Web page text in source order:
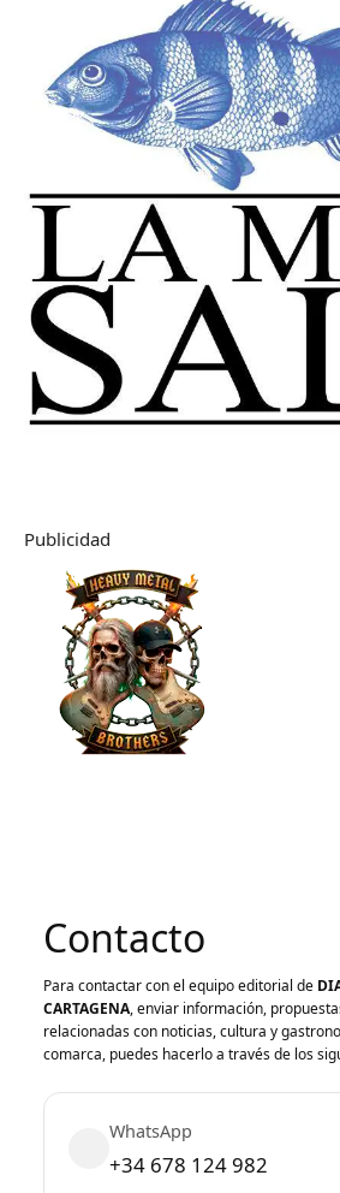
Publicidad
Contacto
Para contactar con el equipo editorial de
CARTAGENA, enviar información,
relacionadas con noticias, cultura y
comarca, puedes hacerlo a través de los
WhatsApp
+34 678 124 982